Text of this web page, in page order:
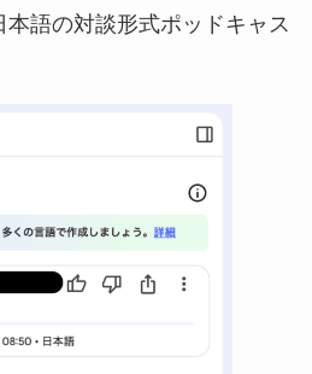
本語の対談形式ポッドキャス